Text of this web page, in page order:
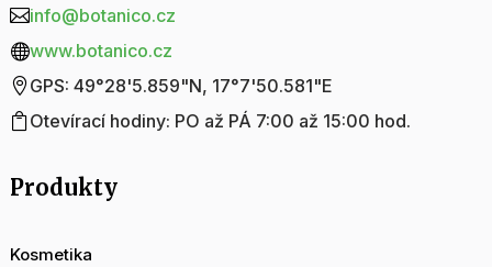
info@botanico.cz
www.botanico.cz
GPS: 49°28'5.859"N, 17°7'50.581"E
Otevírací hodiny: PO až PÁ 7:00 až 15:00 hod.
Produkty
Kosmetika